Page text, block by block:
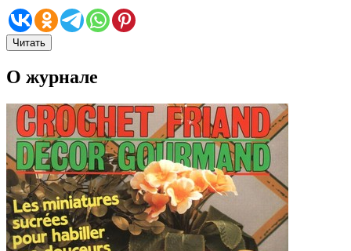
Читать
О журнале